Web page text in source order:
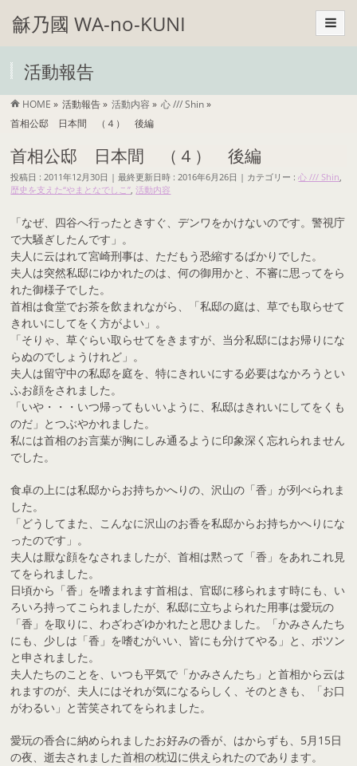
龢乃國 WA-no-KUNI
活動報告
HOME » 活動報告» 活動内容 » 心 /// Shin»
首相公邸 日本間 （４） 後編
首相公邸 日本間 （４） 後編
投稿日 : 2011年12月30日 最終更新日時 : 2016年6月26日 カテゴリー :心 /// Shin,
歴史を支えた“やまとなでしこ”,活動内容
「なぜ、四谷へ行ったときすぐ、デンワをかけないのです。警視庁
で大騒ぎしたんです」。
夫人に云はれて宮崎刑事は、ただもう恐縮するばかりでした。
夫人は突然私邸にゆかれたのは、何の御用かと、不審に思ってをら
れた御様子でした。
首相は食堂でお茶を飲まれながら、「私邸の庭は、草でも取らせて
きれいにしてをく方がよい」。
「そりゃ、草ぐらい取らせてをきますが、当分私邸にはお帰りにな
らぬのでしょうけれど」。
夫人は留守中の私邸を庭を、特にきれいにする必要はなかろうとい
ふお顔をされました。
「いや・・・いつ帰ってもいいように、私邸はきれいにしてをくも
のだ」とつぶやかれました。
私には首相のお言葉が胸にしみ通るように印象深く忘れられません
でした。
食卓の上には私邸からお持ちかへりの、沢山の「香」が列べられま
した。
「どうしてまた、こんなに沢山のお香を私邸からお持ちかへりにな
ったのです」。
夫人は厭な顔をなされましたが、首相は黙って「香」をあれこれ見
てをられました。
日頃から「香」を嗜まれます首相は、官邸に移られます時にも、い
ろいろ持ってこられましたが、私邸に立ちよられた用事は愛玩の
「香」を取りに、わざわざゆかれたと思ひました。「かみさんたち
にも、少しは「香」を嗜むがいい、皆にも分けてやる」と、ポツン
と申されました。
夫人たちのことを、いつも平気で「かみさんたち」と首相から云は
れますのが、夫人にはそれが気になるらしく、そのときも、「お口
がわるい」と苦笑されてをられました。
愛玩の香合に納められましたお好みの香が、はからずも、5月15日
の夜、逝去されました首相の枕辺に供えられたのであります。